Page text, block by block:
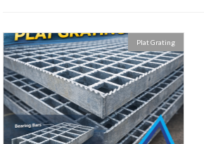
Plat Grating